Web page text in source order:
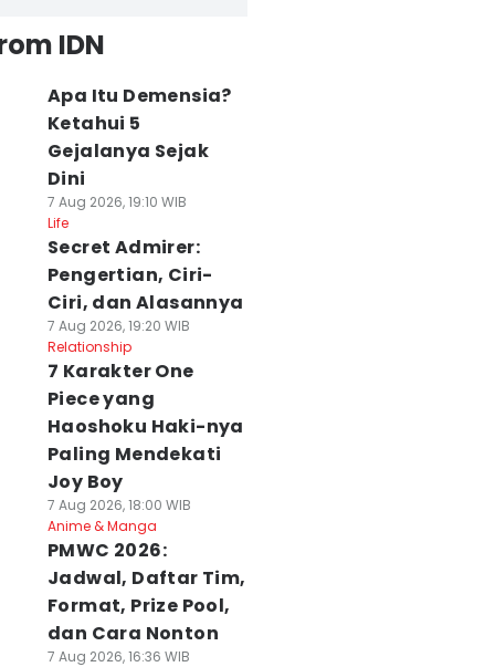
IDN
Apa Itu Demensia?
Ketahui 5
Gejalanya Sejak
Dini
7 Aug 2026, 19:10 WIB
Life
Secret Admirer:
Pengertian, Ciri-
Ciri, dan Alasannya
7 Aug 2026, 19:20 WIB
Relationship
7 Karakter One
Piece yang
Haoshoku Haki-nya
Paling Mendekati
Joy Boy
7 Aug 2026, 18:00 WIB
Anime & Manga
PMWC 2026:
Jadwal, Daftar Tim,
Format, Prize Pool,
dan Cara Nonton
7 Aug 2026, 16:36 WIB